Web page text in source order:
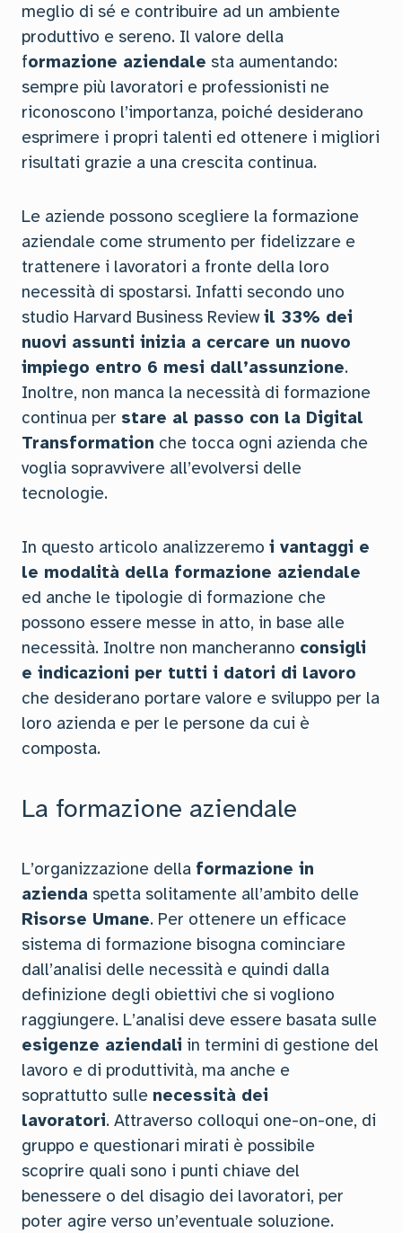
meglio di sé e contribuire ad un ambiente
produttivo e sereno. Il valore della
formazione aziendale sta aumentando:
sempre più lavoratori e professionisti ne
riconoscono l’importanza, poiché desiderano
esprimere i propri talenti ed ottenere i migliori
risultati grazie a una crescita continua.
Le aziende possono scegliere la formazione
aziendale come strumento per fidelizzare e
trattenere i lavoratori a fronte della loro
necessità di spostarsi. Infatti secondo uno
studio Harvard Business Reviewil 33% dei
nuovi assunti inizia a cercare un nuovo
impiego entro 6 mesi dall’assunzione.
Inoltre, non manca la necessità di formazione
continua per stare al passo con la Digital
Transformation che tocca ogni azienda che
voglia sopravvivere all’evolversi delle
tecnologie.
In questo articolo analizzeremo i vantaggi e
le modalità della formazione aziendale
ed anche le tipologie di formazione che
possono essere messe in atto, in base alle
necessità. Inoltre non mancheranno consigli
e indicazioni per tutti i datori di lavoro
che desiderano portare valore e sviluppo per la
loro azienda e per le persone da cui è
composta.
La formazione aziendale
L’organizzazione della formazione in
azienda spetta solitamente all’ambito delle
Risorse Umane. Per ottenere un efficace
sistema di formazione bisogna cominciare
dall’analisi delle necessità e quindi dalla
definizione degli obiettivi che si vogliono
raggiungere. L’analisi deve essere basata sulle
esigenze aziendali in termini di gestione del
lavoro e di produttività, ma anche e
soprattutto sulle necessità dei
lavoratori. Attraverso colloqui one-on-one, di
gruppo e questionari mirati è possibile
scoprire quali sono i punti chiave del
benessere o del disagio dei lavoratori, per
poter agire verso un’eventuale soluzione.